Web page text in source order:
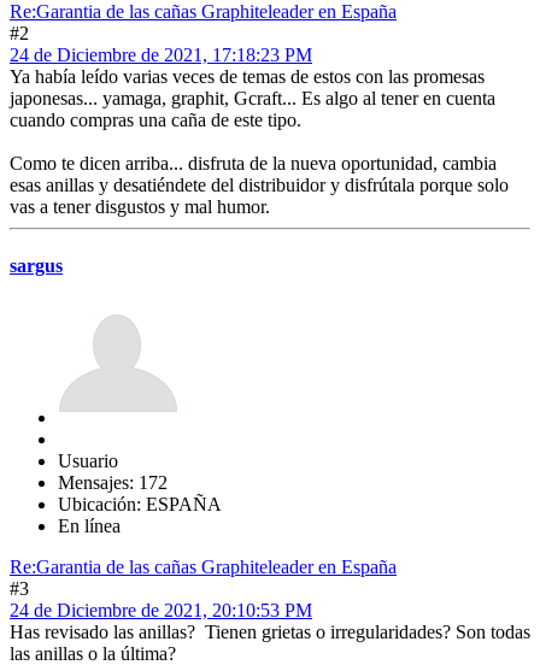
Re:Garantia de las cañas Graphiteleader en España
#2
24 de Diciembre de 2021, 17:18:23 PM
Ya había leído varias veces de temas de estos con las promesas
japonesas... yamaga, graphit, Gcraft... Es algo al tener en cuenta
cuando compras una caña de este tipo.
Como te dicen arriba... disfruta de la nueva oportunidad, cambia
esas anillas y desatiéndete del distribuidor y disfrútala porque solo
vas a tener disgustos y mal humor.
sargus
Usuario
Mensajes: 172
Ubicación: ESPAÑA
En línea
Re:Garantia de las cañas Graphiteleader en España
#3
24 de Diciembre de 2021, 20:10:53 PM
Has revisado las anillas? Tienen grietas o irregularidades? Son todas
las anillas o la última?